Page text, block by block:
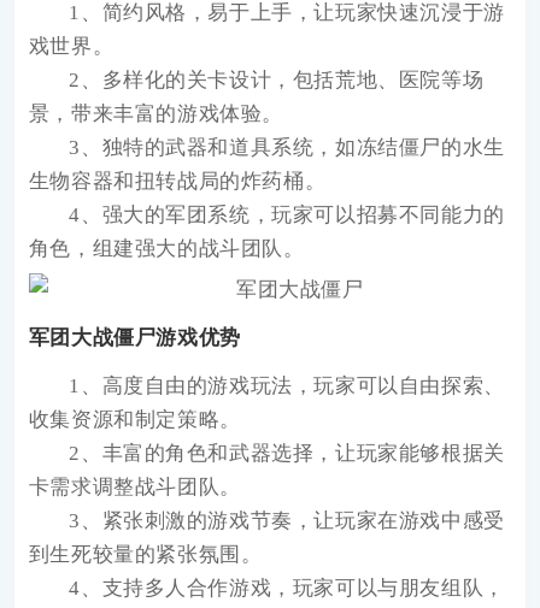
1、简约风格，易于上手，让玩家快速沉浸于游
戏世界。
2、多样化的关卡设计，包括荒地、医院等场
景，带来丰富的游戏体验。
3、独特的武器和道具系统，如冻结僵尸的水生
生物容器和扭转战局的炸药桶。
4、强大的军团系统，玩家可以招募不同能力的
角色，组建强大的战斗团队。
军团大战僵尸游戏优势
1、高度自由的游戏玩法，玩家可以自由探索、
收集资源和制定策略。
2、丰富的角色和武器选择，让玩家能够根据关
卡需求调整战斗团队。
3、紧张刺激的游戏节奏，让玩家在游戏中感受
到生死较量的紧张氛围。
4、支持多人合作游戏，玩家可以与朋友组队，